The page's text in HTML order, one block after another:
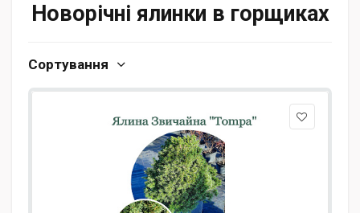
Новорічні ялинки в горщиках
Сортування